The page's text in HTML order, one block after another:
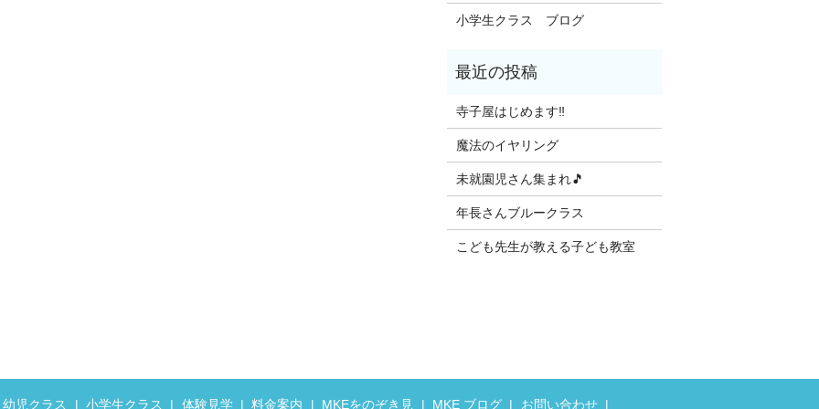
小学生クラス ブログ
寺子屋はじめます‼️
魔法のイヤリング
未就園児さん集まれ🎵
年長さんブルークラス
こども先生が教える子ども教室
幼児クラス 小学生クラス 体験見学 料金案内 MKEをのぞき見 MKE ブログ お問い合わせ